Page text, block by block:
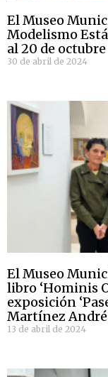
El Museo
Modelismo
al 20 de octubre
30 de abril de 2024
El Museo
libro ‘Hominis
exposición
Martínez
13 de abril de 2024